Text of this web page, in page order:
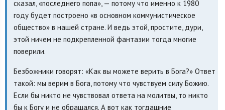
сказал, «последнего попа», — потому что именно к 1980
году будет построено «в основном коммунистическое
общество» в нашей стране. И ведь этой, простите, дури,
этой ничем не подкрепленной фантазии тогда многие
поверили.
Безбожники говорят: «Как вы можете верить в Бога?» Ответ
такой: мы верим в Бога, потому что чувствуем силу Божию.
Если бы никто не чувствовал ответа на молитвы, то никто
бы к Богу и не обращался. А вот как тогдашние